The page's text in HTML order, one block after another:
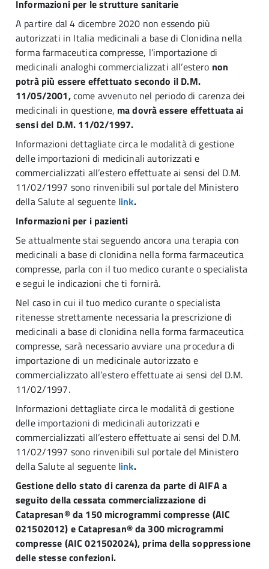
Informazioni per le strutture sanitarie
A partire dal 4 dicembre 2020 non essendo più
autorizzati in Italia medicinali a base di Clonidina nella
forma farmaceutica compresse, l’importazione di
medicinali analoghi commercializzati all’estero non
potrà più essere effettuato secondo il D.M.
11/05/2001,come avvenuto nel periodo di carenza dei
medicinali in questione, ma dovrà essere effettuata ai
sensi del D.M. 11/02/1997.
Informazioni dettagliate circa le modalità di gestione
delle importazioni di medicinali autorizzati e
commercializzati all’estero effettuate ai sensi del D.M.
11/02/1997 sono rinvenibili sul portale del Ministero
della Salute al seguente link.
Informazioni per i pazienti
Se attualmente stai seguendo ancora una terapia con
medicinali a base di clonidina nella forma farmaceutica
compresse, parla con il tuo medico curante o specialista
e segui le indicazioni che ti fornirà.
Nel caso in cui il tuo medico curante o specialista
ritenesse strettamente necessaria la prescrizione di
medicinali a base di clonidina nella forma farmaceutica
compresse, sarà necessario avviare una procedura di
importazione di un medicinale autorizzato e
commercializzato all’estero effettuate ai sensi del D.M.
11/02/1997.
Informazioni dettagliate circa le modalità di gestione
delle importazioni di medicinali autorizzati e
commercializzati all’estero effettuate ai sensi del D.M.
11/02/1997 sono rinvenibili sul portale del Ministero
della Salute al seguente link.
Gestione dello stato di carenza da parte di AIFA a
seguito della cessata commercializzazione di
Catapresan® da 150 microgrammi compresse (AIC
021502012) e Catapresan® da 300 microgrammi
compresse (AIC 021502024), prima della soppressione
delle stesse confezioni.